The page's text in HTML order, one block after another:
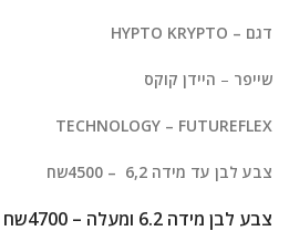
הקטנת גופן
הגדלת גופן
spellcheck גופן קריא
brightness_high ניגודיות בהירה
brightness_low ניגודיות כהה
דגם – HYPTO KRYPTO
שייפר – היידן קוקס
TECHNOLOGY – FUTUREFLEX
צבע לבן עד מידה 6,2 – 4500שח
צבע לבן מידה 6.2 ומעלה – 4700שח